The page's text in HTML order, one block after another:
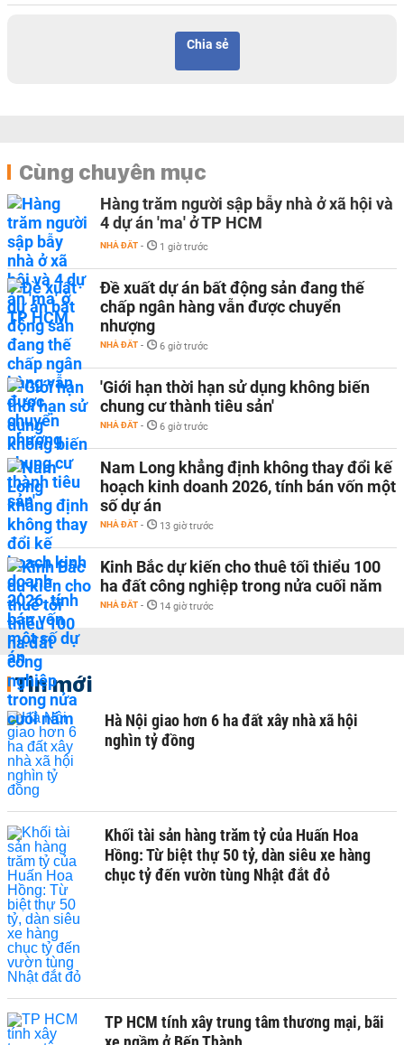
Chia sẻ
Cùng chuyên mục
Hàng trăm người sập bẫy nhà ở xã hội và
4 dự án 'ma' ở TP HCM
NHÀ ĐẤT - 1 giờ trước
Đề xuất dự án bất động sản đang thế
chấp ngân hàng vẫn được chuyển
nhượng
NHÀ ĐẤT - 6 giờ trước
'Giới hạn thời hạn sử dụng không biến
chung cư thành tiêu sản'
NHÀ ĐẤT - 6 giờ trước
Nam Long khẳng định không thay đổi kế
hoạch kinh doanh 2026, tính bán vốn một
số dự án
NHÀ ĐẤT - 13 giờ trước
Kinh Bắc dự kiến cho thuê tối thiểu 100
ha đất công nghiệp trong nửa cuối năm
NHÀ ĐẤT - 14 giờ trước
Tin mới
Hà Nội giao hơn 6 ha đất xây nhà xã hội
nghìn tỷ đồng
Khối tài sản hàng trăm tỷ của Huấn Hoa
Hồng: Từ biệt thự 50 tỷ, dàn siêu xe hàng
chục tỷ đến vườn tùng Nhật đắt đỏ
TP HCM tính xây trung tâm thương mại, bãi